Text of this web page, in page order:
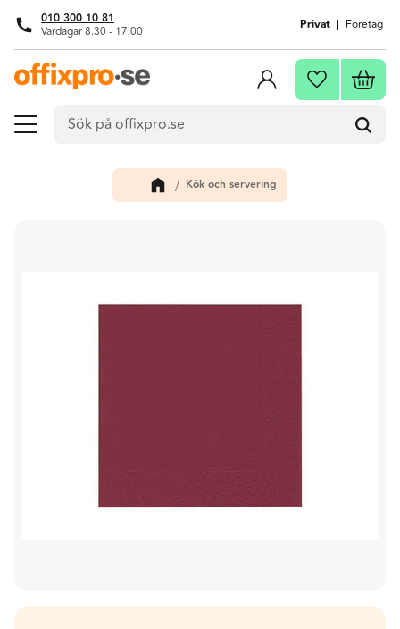
Meny
010 300 10 81
Vardagar 8.30 - 17.00 Privat Företag
Favoriter
Kök och servering